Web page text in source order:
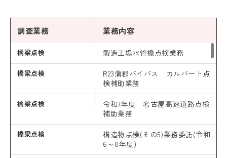
調査業務 業務内容
橋梁点検 製造工場水管橋点検業務
橋梁点検
R23蒲郡バイパス カルバート点
検補助業務
橋梁点検
令和7年度 名古屋高速道路点検
補助業務
橋梁点検
構造物点検(その5)業務委託(令和
6～8年度)